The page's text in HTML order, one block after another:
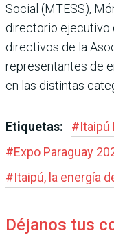
Social (MTESS),
directorio ejecutivo
directivos de la
representantes de
en las distintas
Etiquetas: #Itaipú
#Expo Paraguay
#Itaipú, la energía
Déjanos tus